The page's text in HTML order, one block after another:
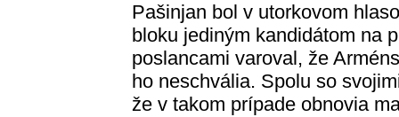
Pašinjan bol v utorkovom
bloku jediným kandidátom na
poslancami varoval, že
ho neschvália. Spolu so
že v takom prípade obnovia